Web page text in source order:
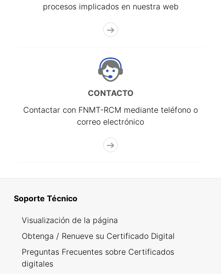
procesos implicados en nuestra web
CONTACTO
Contactar con FNMT-RCM mediante teléfono o
correo electrónico
Soporte Técnico
Visualización de la página
Obtenga / Renueve su Certificado Digital
Preguntas Frecuentes sobre Certificados
digitales